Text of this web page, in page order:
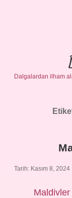
Dalgalardan ilham
Tarih: Kasım 8, 2024